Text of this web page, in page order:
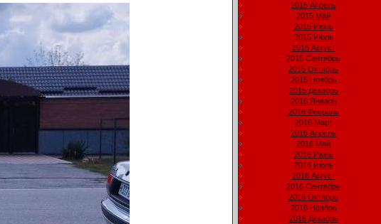
2015 Апрель
2015 Май
2015 Июнь
2015 Июль
2015 Август
2015 Сентябрь
2015 Октябрь
2015 Ноябрь
2015 Декабрь
2016 Январь
2016 Февраль
2016 Март
2016 Апрель
2016 Май
2016 Июнь
2016 Июль
2016 Август
2016 Сентябрь
2016 Октябрь
2016 Ноябрь
2016 Декабрь